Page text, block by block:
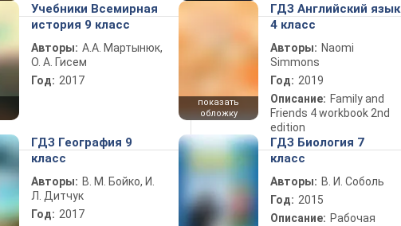
Учебники Всемирная
история 9 класс
Авторы: А.А. Мартынюк,
О. А. Гисем
Год: 2017
показать
обложку
ГДЗ Английский язык
4 класс
Авторы: Naomi
Simmons
Год: 2019
Описание: Family and
Friends 4 workbook 2nd
edition
ГДЗ География 9
класс
Авторы: В. М. Бойко, И.
Л. Дитчук
Год: 2017
ГДЗ Биология 7
класс
Авторы: В. И. Соболь
Год: 2015
Описание: Рабочая